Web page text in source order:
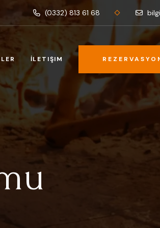
(0332) 813 61 68
İLETIŞIM